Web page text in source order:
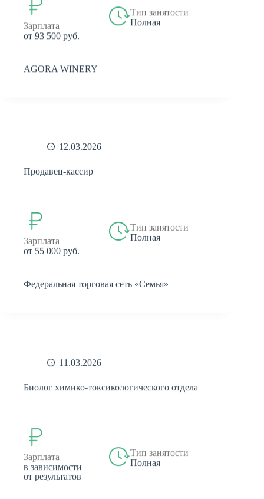
Зарплата
от 93 500 руб.
Тип занятости
Полная
AGORA WINERY
12.03.2026
Продавец-кассир
Зарплата
от 55 000 руб.
Тип занятости
Полная
Федеральная торговая сеть «Семья»
11.03.2026
Биолог химико-токсикологического отдела
Зарплата
в зависимости
от результатов
собеседования
Тип занятости
Полная